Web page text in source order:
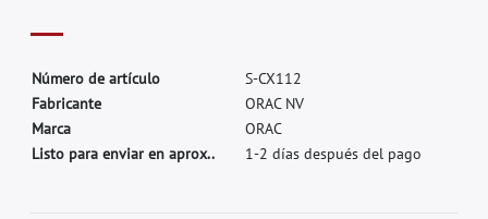
Número de artículo S-CX112
Fabricante ORAC NV
Marca ORAC
Listo para enviar en aprox..
1-2 días después del pago